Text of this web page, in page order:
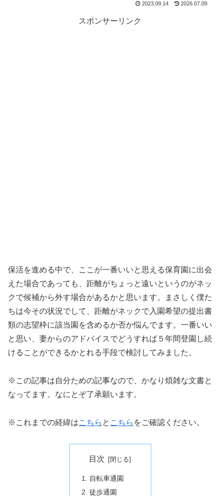
2023.09.14 2026.07.09
スポンサーリンク
保活を進める中で、ここが一番いいと思える保育園に出会
えた場合であっても、距離がちょっと遠いというのがネッ
クで候補から外す場合があるかと思います。まさしく僕た
ちは今その状況でして、距離がネックで入園希望の提出書
類の志望枠に該当園を含めるか否か悩んでます。一番いい
と思い、妻からのアドバイスでどうすれば５年間登園し続
けることができるかとれる手段で検討してみました。
※この記事は自分ための記事なので、かなり煩雑な文書と
なってます。なにとぞ了承願います。
※これまでの経緯はこちら と こちら をご確認ください。
目次
自転車通園
徒歩通園